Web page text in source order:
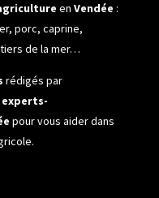
en Vendée :
porc, caprine,
de la mer…
rédigés par
experts-
pour vous aider dans